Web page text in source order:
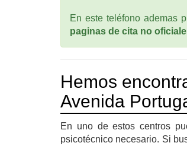
En este teléfono ademas
paginas de cita no
Hemos
Avenida
En uno de estos centros
psicotécnico necesario. Si